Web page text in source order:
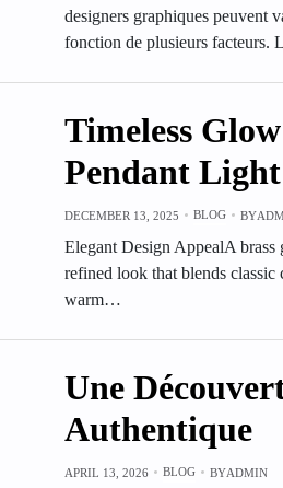
designers graphiques peuvent
fonction de plusieurs facteurs.
Timeless
Pendant Light
DECEMBER 13, 2025 BLOG BY
Elegant Design AppealA brass
refined look that blends
warm…
Une
Authentique
APRIL 13, 2026 BLOG BYADMIN